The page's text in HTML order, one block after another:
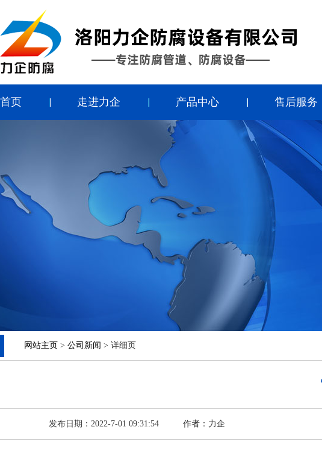
首页 走进力企 产品中心 售后服务
网站主页 > 公司新闻 > 详细页
发布日期：2022-7-01 09:31:54 作者：力企